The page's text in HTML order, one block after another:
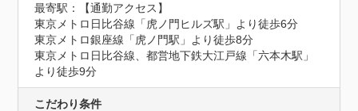
最寄駅：【通勤アクセス】
東京メトロ日比谷線「虎ノ門ヒルズ駅」より徒歩6分
東京メトロ銀座線「虎ノ門駅」より徒歩8分
東京メトロ日比谷線、都営地下鉄大江戸線「六本木駅」
より徒歩9分
こだわり条件